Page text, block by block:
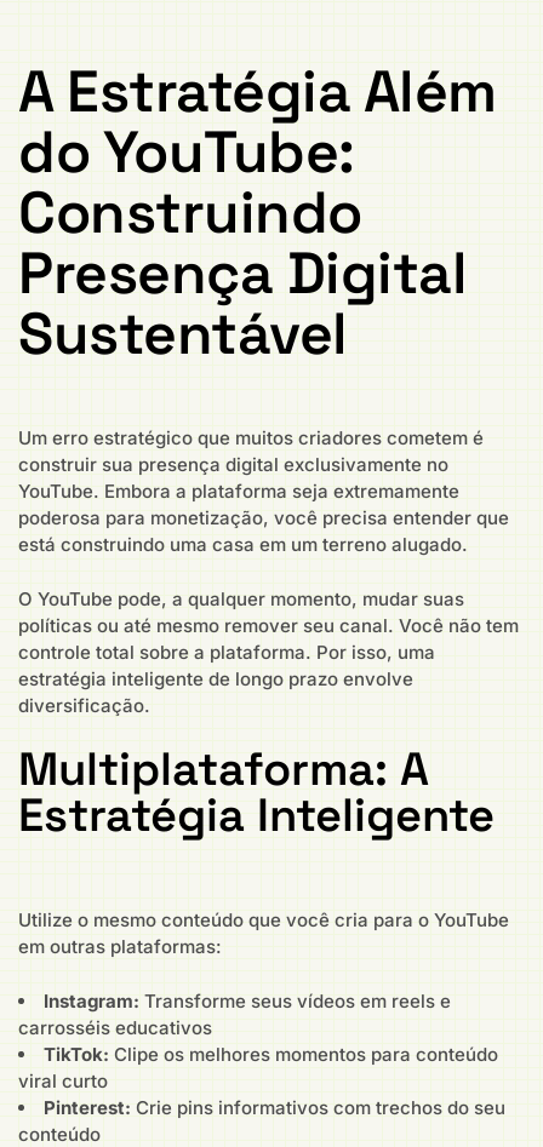
A Estratégia Além
do YouTube:
Construindo
Presença Digital
Sustentável
Um erro estratégico que muitos criadores cometem é
construir sua presença digital exclusivamente no
YouTube. Embora a plataforma seja extremamente
poderosa para monetização, você precisa entender que
está construindo uma casa em um terreno alugado.
O YouTube pode, a qualquer momento, mudar suas
políticas ou até mesmo remover seu canal. Você não tem
controle total sobre a plataforma. Por isso, uma
estratégia inteligente de longo prazo envolve
diversificação.
Multiplataforma: A
Estratégia Inteligente
Utilize o mesmo conteúdo que você cria para o YouTube
em outras plataformas:
Instagram: Transforme seus vídeos em reels e
carrosséis educativos
TikTok: Clipe os melhores momentos para conteúdo
viral curto
Pinterest: Crie pins informativos com trechos do seu
conteúdo